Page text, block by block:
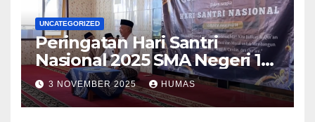
UNCATEGORIZED
Peringatan Hari Santri
Nasional 2025 SMA Negeri 1
Grabag
3 NOVEMBER 2025 HUMAS